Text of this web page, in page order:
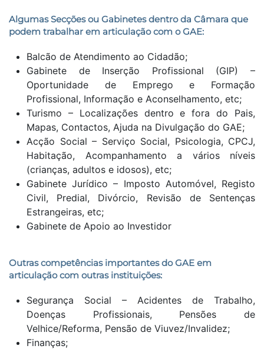
Algumas Secções ou Gabinetes dentro da Câmara que
podem trabalhar em articulação com o GAE:
Balcão de Atendimento ao Cidadão;
Gabinete de Inserção Profissional (GIP) –
Oportunidade de Emprego e Formação
Profissional, Informação e Aconselhamento, etc;
Turismo – Localizações dentro e fora do Pais,
Mapas, Contactos, Ajuda na Divulgação do GAE;
Acção Social – Serviço Social, Psicologia, CPCJ,
Habitação, Acompanhamento a vários níveis
(crianças, adultos e idosos), etc;
Gabinete Jurídico – Imposto Automóvel, Registo
Civil, Predial, Divórcio, Revisão de Sentenças
Estrangeiras, etc;
Gabinete de Apoio ao Investidor
Outras competências importantes do GAE em
articulação com outras instituições:
Segurança Social – Acidentes de Trabalho,
Doenças Profissionais, Pensões de
Velhice/Reforma, Pensão de Viuvez/Invalidez;
Finanças;